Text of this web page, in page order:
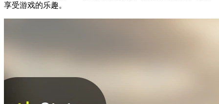
享受游戏的乐趣。